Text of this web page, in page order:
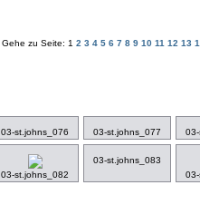
Gehe zu Seite: 12345678910111213
03-st.johns_076 03-st.johns_077
03-st.johns_082
03-st.johns_083